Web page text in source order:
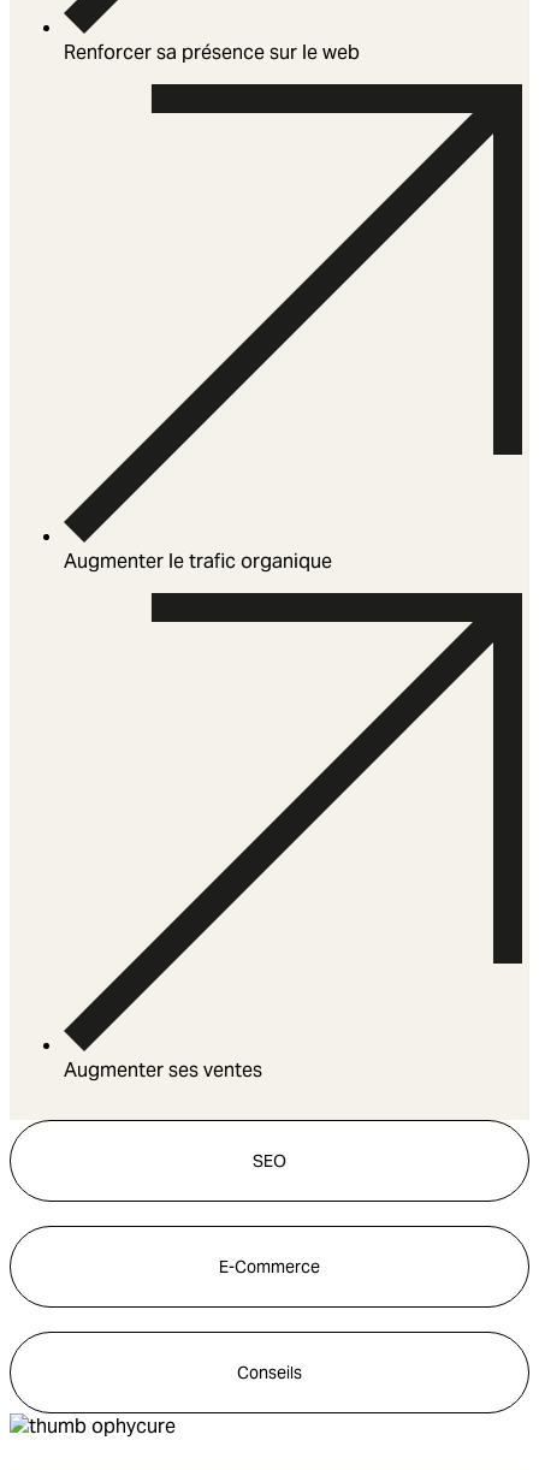
Renforcer sa présence sur le web
Augmenter le trafic organique
Augmenter ses ventes
SEO
E-Commerce
Conseils